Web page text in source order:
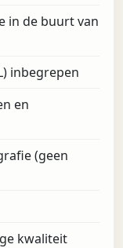
in de buurt van
inbegrepen
en
(geen
kwaliteit